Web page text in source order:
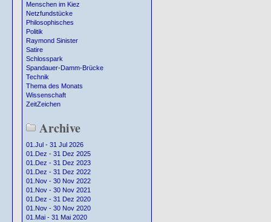
Menschen im Kiez
Netzfundstücke
Philosophisches
Politik
Raymond Sinister
Satire
Schlosspark
Spandauer-Damm-Brücke
Technik
Thema des Monats
Wissenschaft
ZeitZeichen
Archive
01.Jul - 31 Jul 2026
01.Dez - 31 Dez 2025
01.Dez - 31 Dez 2023
01.Dez - 31 Dez 2022
01.Nov - 30 Nov 2022
01.Nov - 30 Nov 2021
01.Dez - 31 Dez 2020
01.Nov - 30 Nov 2020
01.Mai - 31 Mai 2020